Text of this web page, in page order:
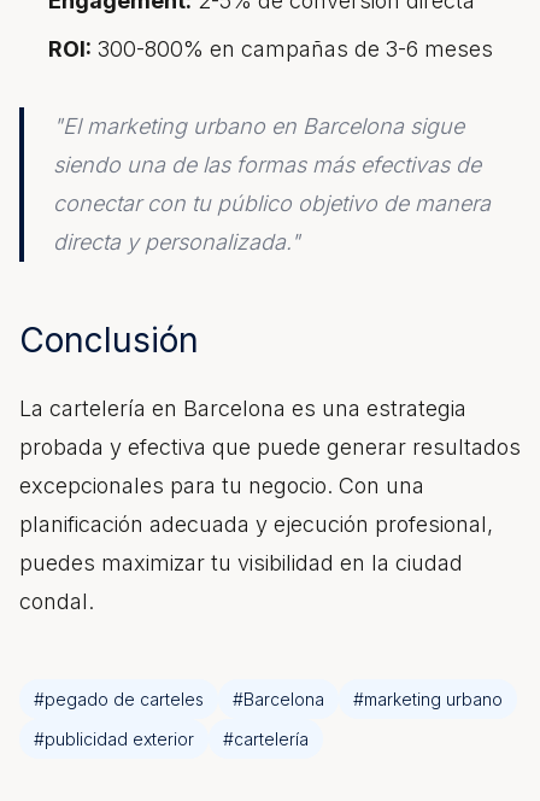
ROI: 300-800% en campañas de 3-6 meses
"El marketing urbano en Barcelona sigue
siendo una de las formas más efectivas de
conectar con tu público objetivo de manera
directa y personalizada."
Conclusión
La cartelería en Barcelona es una estrategia
probada y efectiva que puede generar resultados
excepcionales para tu negocio. Con una
planificación adecuada y ejecución profesional,
puedes maximizar tu visibilidad en la ciudad
condal.
#pegado de carteles #Barcelona #marketing urbano
#publicidad exterior #cartelería